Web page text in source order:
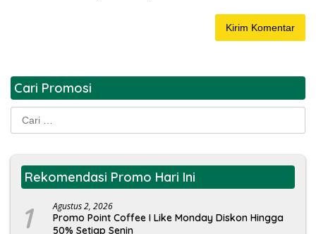
Cari Promosi
Cari
untuk:
Rekomendasi Promo Hari Ini
1 Agustus 2, 2026
Promo Point Coffee I Like Monday Diskon Hingga
50% Setiap Senin